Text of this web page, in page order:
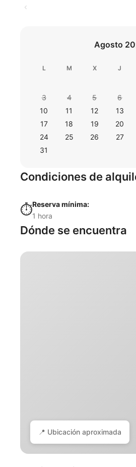
‹
Agosto
L M X J
3
4 5 6
10
11 12 13
17
18 19 20
24
25 26 27
31
Condiciones de
⏱️Reserva mínima:
1 hora
Dónde se encuentra
📍 Ubicación aproximada